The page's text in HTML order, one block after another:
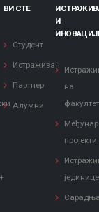
ВИ СТЕ
Студент
Истраживач
Партнер
Алумни
И
на
пројекти
јединице